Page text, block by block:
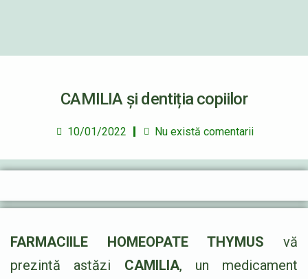
CAMILIA și dentiția copiilor
10/01/2022 Nu există comentarii
FARMACIILE HOMEOPATE THYMUS vă
prezintă astăzi CAMILIA, un medicament